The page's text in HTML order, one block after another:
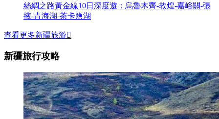
絲綢之路黃金線10日深度遊：烏魯木齊-敦煌-嘉峪關-張
掖-青海湖-茶卡鹽湖
查看更多新疆旅游
新疆旅行攻略